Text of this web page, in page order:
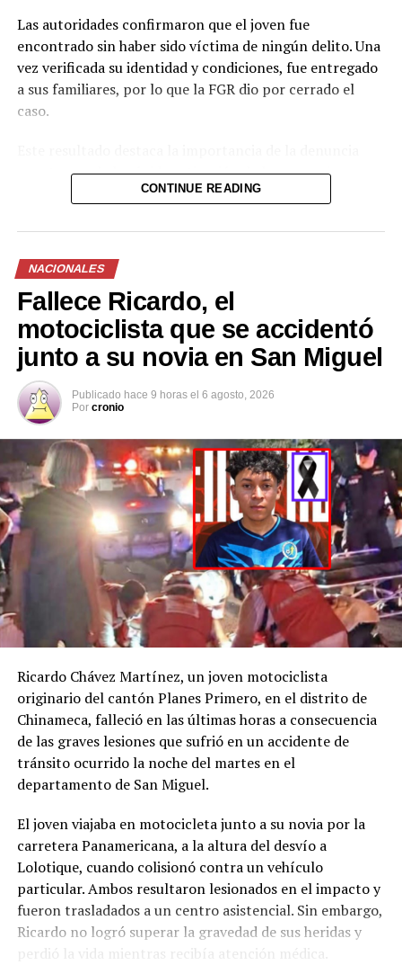
Las autoridades confirmaron que el joven fue
encontrado sin haber sido víctima de ningún delito. Una
vez verificada su identidad y condiciones, fue entregado
a sus familiares, por lo que la FGR dio por cerrado el
caso.
oportuna y de la rápida activación de los mecanismos
interinstitucionales de búsqueda. La coordinación entre
tiempo relativamente corto y descartar cualquier
situación de riesgo o hecho delictivo.
Casos como este refuerzan la necesidad de que la
población reporte de forma inmediata cualquier
desaparición, ya que la intervención temprana aumenta
significativamente las posibilidades de un desenlace
favorable.
Después de recibir la
denuncia por la
desaparición de H. D.
C., la@FGR_SVactivó
el protocolo de
búsqueda, en
coordinación con la
@PNCSV.
Afortunadamente, ha
sido localizado sin ser
víctima de ningún
delito.
pic.twitter.com/
— Fiscalía General de
la República El
Salvador (@FGR_SV)
CONTINUE READING
NACIONALES
Fallece Ricardo, el
motociclista que se accidentó
junto a su novia en San Miguel
Publicado hace 9 horas el 6 agosto, 2026
Por cronio
Ricardo Chávez Martínez, un joven motociclista
originario del cantón Planes Primero, en el distrito de
Chinameca, falleció en las últimas horas a consecuencia
de las graves lesiones que sufrió en un accidente de
tránsito ocurrido la noche del martes en el
departamento de San Miguel.
El joven viajaba en motocicleta junto a su novia por la
carretera Panamericana, a la altura del desvío a
Lolotique, cuando colisionó contra un vehículo
particular. Ambos resultaron lesionados en el impacto y
fueron trasladados a un centro asistencial. Sin embargo,
Ricardo no logró superar la gravedad de sus heridas y
perdió la vida mientras recibía atención médica.